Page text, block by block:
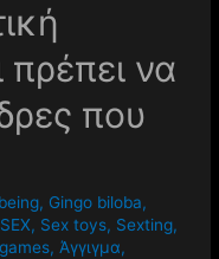
πρέπει να
που
, Gingo biloba,
SEX, Sex toys, Sexting,
, Άγγιγμα,